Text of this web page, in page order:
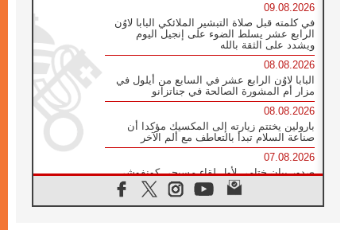
09.08.2026
في كلمته قبل صلاة التبشير الملائكي البابا لاوُن
الرابع عشر يسلط الضوء على إنجيل اليوم
ويشدد على الثقة بالله
08.08.2026
البابا لاوُن الرابع عشر في السابع من أيلول في
مزار أم المشورة الصالحة في جناتزانو
08.08.2026
بارولين يختتم زيارته إلى المكسيك مؤكدا أن
صناعة السلام تبدأ بالتعاطف مع ألم الآخر
07.08.2026
صدور بيان ختامي لأول لقاء مسيحي كونفوشي
بمشاركة الدائرة الفاتيكانية للحوار بين الأديان
07.08.2026